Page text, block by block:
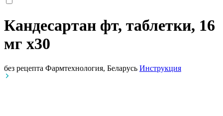
Кандесартан фт, таблетки, 16
мг x30
без рецепта Фармтехнология, Беларусь Инструкция